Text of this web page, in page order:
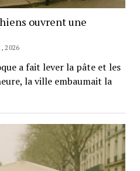
ouvrent une
2026
a fait lever la pâte et les
la ville embaumait la